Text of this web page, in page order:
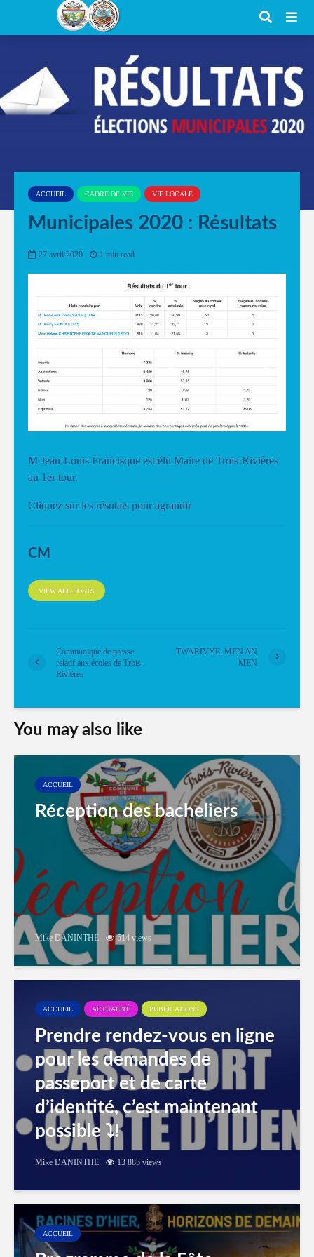
ACCUEIL CADRE DE VIE VIE LOCALE
Municipales 2020 : Résultats
27 avril 2020 1 min read
M Jean-Louis Francisque est élu Maire de Trois-Rivières
au 1er tour.
Cliquez sur les résutats pour agrandir
CM
VIEW ALL POSTS
Communiqué de presse
relatif aux écoles de Trois-
Rivières
TWARIVYE, MEN AN
MEN
You may also like
ACCUEIL
Réception des bacheliers
Mike DANINTHE 514 views
ACCUEIL ACTUALITÉ PUBLICATIONS
Prendre rendez-vous en ligne
pour les demandes de
passeport et de carte
d’identité, c’est maintenant
possible ⤵️!
Mike DANINTHE 13 883 views
ACCUEIL